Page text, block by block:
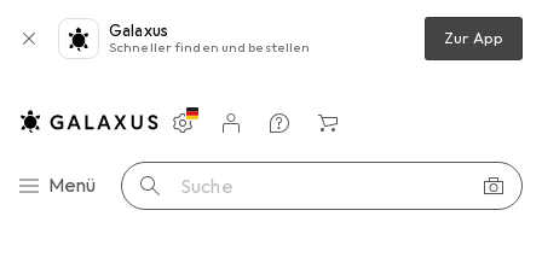
Galaxus
Schneller finden und bestellen Zur App
Navigation nach Kategorien
Menü Suche
Einstellungen
Kundenkonto
Vergleichslisten
Merklisten
Warenkorb